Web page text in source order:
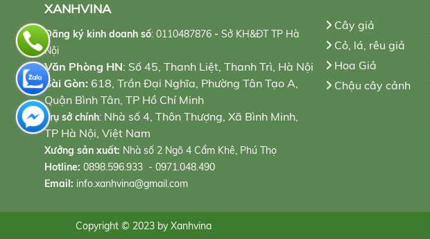
XANHVINA
Đăng ký kinh doanh số: 0110487876 - Sở KH&ĐT TP Hà
Nội
Văn Phòng HN: Số 45, Thanh Liệt, Thanh Trì, Hà Nội
Sài Gòn: 618, Trần Đại Nghĩa, Phường Tân Tạo A,
Quận Bình Tân, TP Hồ Chí Minh
Trụ sở chính: Nhà số 4, Thôn Thượng, Xã Bình Minh,
TP Hà Nội, Việt Nam
Xưởng sản xuất: Nhà số 2 Ngõ 4 Cẩm Khê, Phú Thọ
Hotline: 0898.596.933 - 0971.048.490
Email: info.xanhvina@gmail.com
Cây giả
Cỏ, lá, rêu giả
Hoa Giả
Chậu cây cảnh
Copyright © 2023 by Xanhvina